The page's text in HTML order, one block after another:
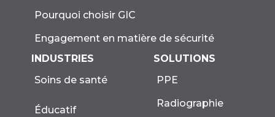
Pourquoi choisir GIC
Engagement en matière de sécurité
INDUSTRIES
Soins de santé
Éducatif
SOLUTIONS
PPE
Radiographie